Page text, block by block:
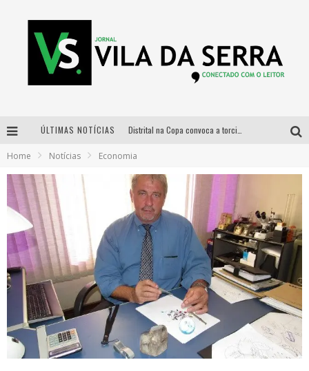
ÚLTIMAS NOTÍCIAS
Designer mineira lança jogo educativo sobre coleta seletiva na maior feira de jogos de tabuleiro da América Latina
Home Notícias Economia